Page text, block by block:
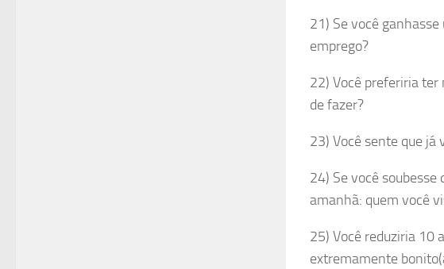
21) Se você
emprego?
22) Você preferiria
de fazer?
23) Você sente que já
24) Se você
amanhã: quem você
25) Você reduziria 10
extremamente